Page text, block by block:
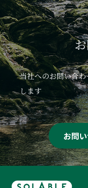
当社へのお問い合
します
お問